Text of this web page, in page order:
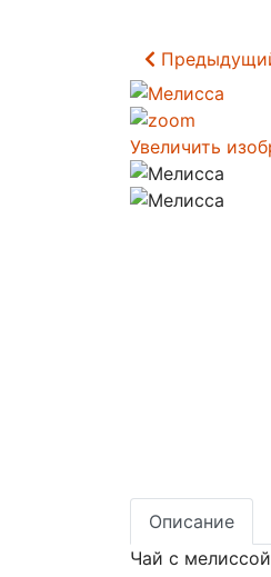
Увеличить
Описание
Чай с